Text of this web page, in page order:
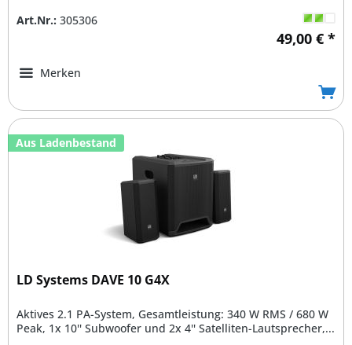
Art.Nr.: 305306
49,00 € *
Merken
Aus Ladenbestand
LD Systems DAVE 10 G4X
Aktives 2.1 PA-System, Gesamtleistung: 340 W RMS / 680 W
Peak, 1x 10'' Subwoofer und 2x 4'' Satelliten-Lautsprecher,...